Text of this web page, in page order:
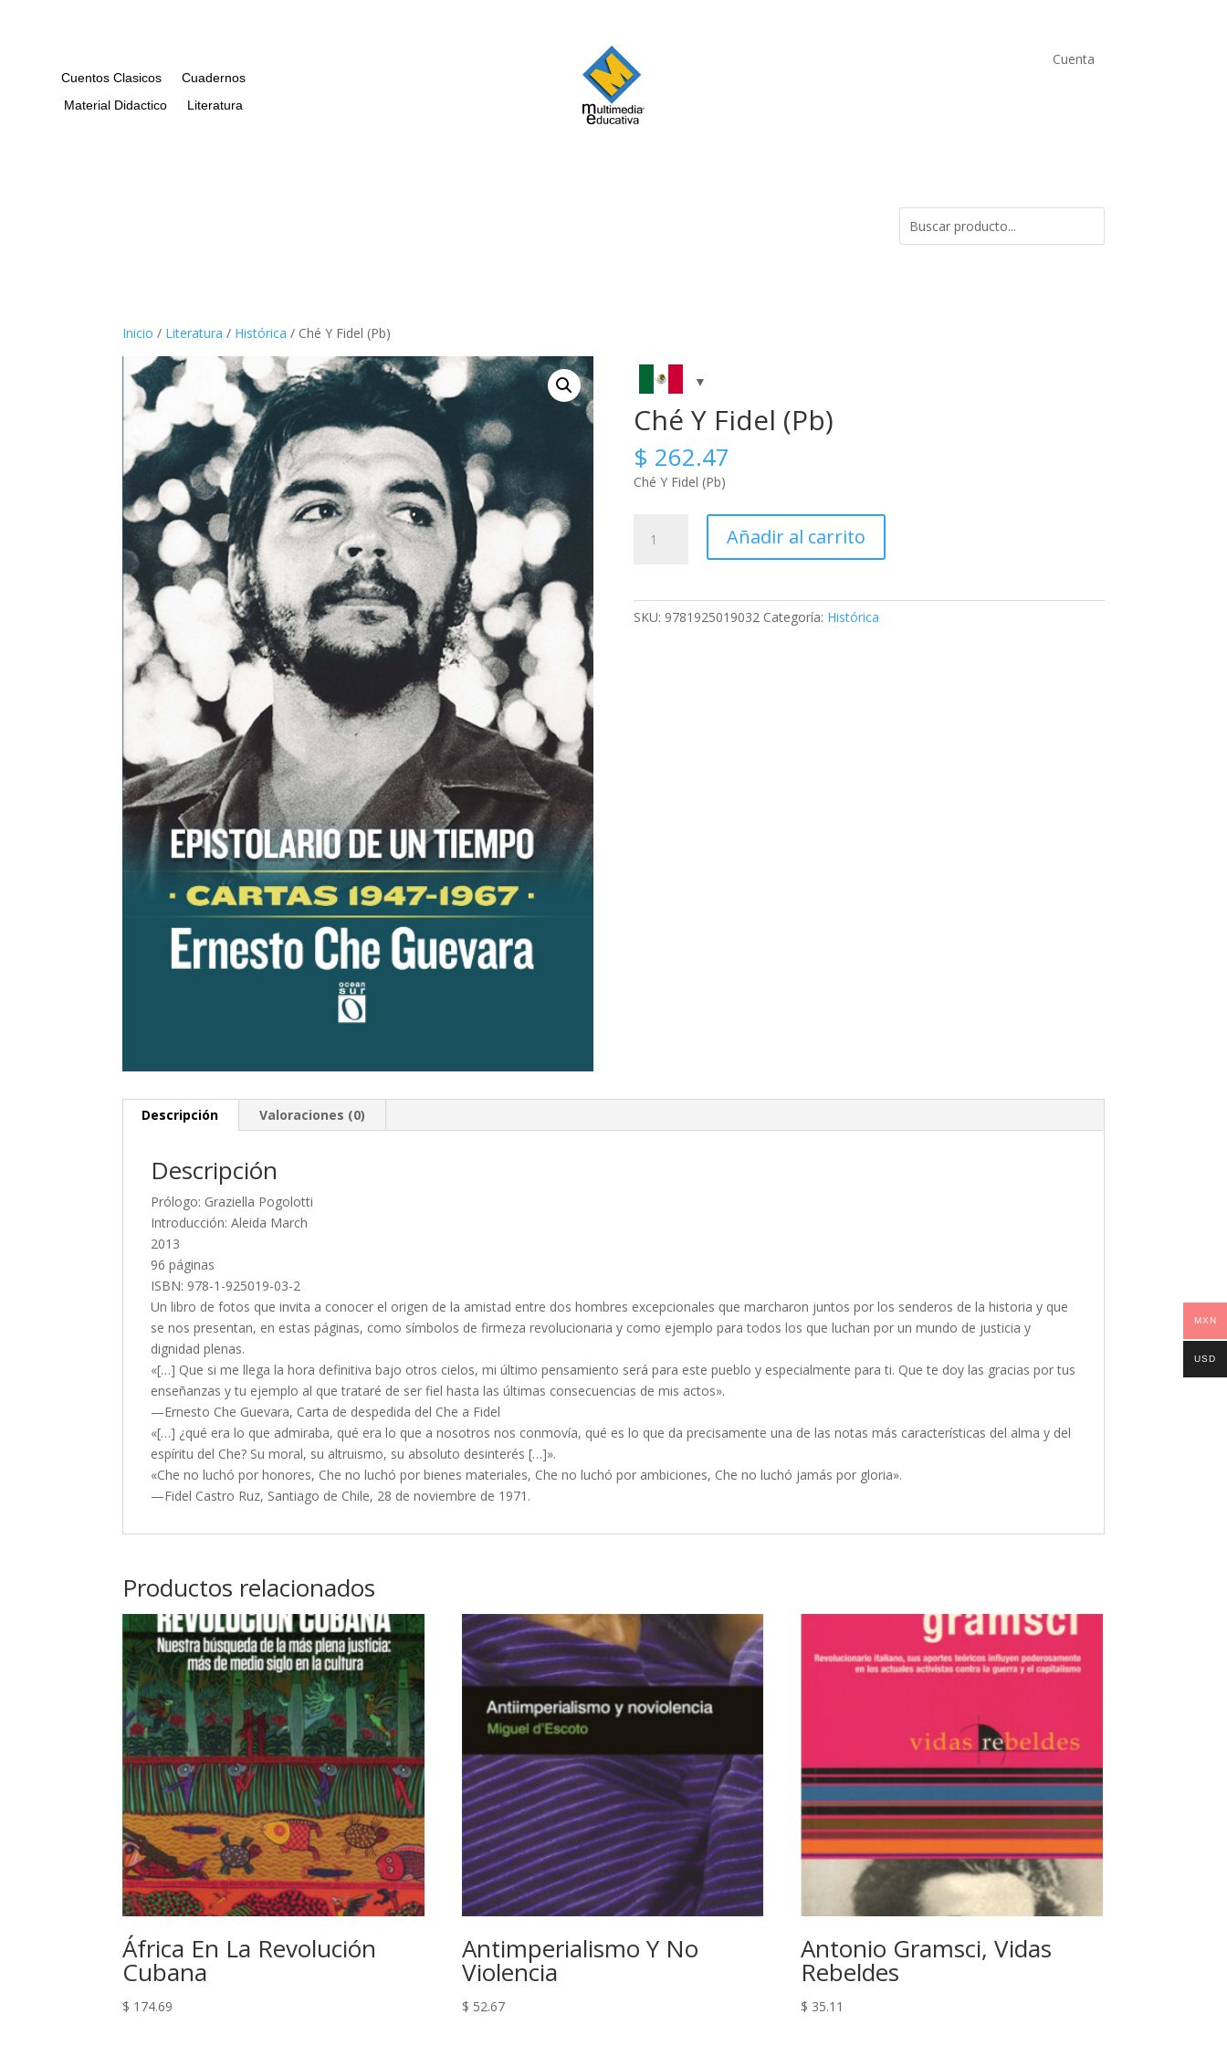
Cuentos Clasicos
Cuadernos
Material Didactico
Literatura
Cuenta
Inicio / Literatura / Histórica / Ché Y Fidel (Pb)
Ché Y Fidel (Pb)
$ 262.47
Ché Y Fidel (Pb)
Añadir al carrito
SKU: 9781925019032 Categoría: Histórica
Descripción Valoraciones (0)
Descripción
Prólogo: Graziella Pogolotti
Introducción: Aleida March
2013
96 páginas
ISBN: 978-1-925019-03-2
Un libro de fotos que invita a conocer el origen de la amistad entre dos hombres excepcionales que marcharon juntos por los senderos de la historia y que
se nos presentan, en estas páginas, como símbolos de firmeza revolucionaria y como ejemplo para todos los que luchan por un mundo de justicia y
dignidad plenas.
«[…] Que si me llega la hora definitiva bajo otros cielos, mi último pensamiento será para este pueblo y especialmente para ti. Que te doy las gracias por tus
enseñanzas y tu ejemplo al que trataré de ser fiel hasta las últimas consecuencias de mis actos».
—Ernesto Che Guevara, Carta de despedida del Che a Fidel
«[…] ¿qué era lo que admiraba, qué era lo que a nosotros nos conmovía, qué es lo que da precisamente una de las notas más características del alma y del
espíritu del Che? Su moral, su altruismo, su absoluto desinterés […]».
«Che no luchó por honores, Che no luchó por bienes materiales, Che no luchó por ambiciones, Che no luchó jamás por gloria».
—Fidel Castro Ruz, Santiago de Chile, 28 de noviembre de 1971.
Productos relacionados
África En La Revolución
Cubana
$ 174.69
Antimperialismo Y No
Violencia
$ 52.67
Antonio Gramsci, Vidas
Rebeldes
$ 35.11
MXN
USD